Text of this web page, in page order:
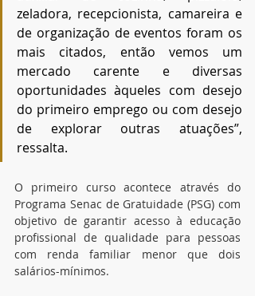
zeladora, recepcionista, camareira e
de organização de eventos foram os
mais citados, então vemos um
mercado carente e diversas
oportunidades àqueles com desejo
do primeiro emprego ou com desejo
de explorar outras atuações”,
ressalta.
O primeiro curso acontece através do
Programa Senac de Gratuidade (PSG) com
objetivo de garantir acesso à educação
profissional de qualidade para pessoas
com renda familiar menor que dois
salários-mínimos.